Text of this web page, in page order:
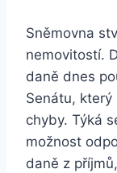
Sněmovna
nemovitostí.
daně dnes
Senátu,
chyby. Týká
možnost
daně z